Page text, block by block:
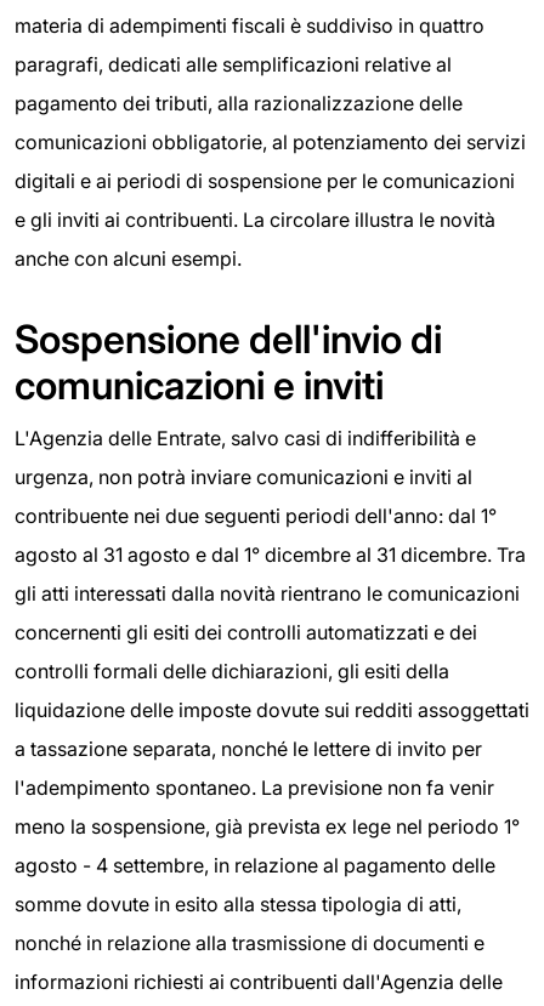
materia di adempimenti fiscali è suddiviso in quattro
paragrafi, dedicati alle semplificazioni relative al
pagamento dei tributi, alla razionalizzazione delle
comunicazioni obbligatorie, al potenziamento dei servizi
digitali e ai periodi di sospensione per le comunicazioni
e gli inviti ai contribuenti. La circolare illustra le novità
anche con alcuni esempi.
Sospensione dell'invio di
comunicazioni e inviti
L'Agenzia delle Entrate, salvo casi di indifferibilità e
urgenza, non potrà inviare comunicazioni e inviti al
contribuente nei due seguenti periodi dell'anno: dal 1°
agosto al 31 agosto e dal 1° dicembre al 31 dicembre. Tra
gli atti interessati dalla novità rientrano le comunicazioni
concernenti gli esiti dei controlli automatizzati e dei
controlli formali delle dichiarazioni, gli esiti della
liquidazione delle imposte dovute sui redditi assoggettati
a tassazione separata, nonché le lettere di invito per
l'adempimento spontaneo. La previsione non fa venir
meno la sospensione, già prevista ex lege nel periodo 1°
agosto - 4 settembre, in relazione al pagamento delle
somme dovute in esito alla stessa tipologia di atti,
nonché in relazione alla trasmissione di documenti e
informazioni richiesti ai contribuenti dall'Agenzia delle